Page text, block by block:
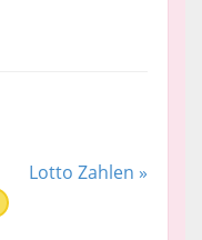
Lotto Zahlen »